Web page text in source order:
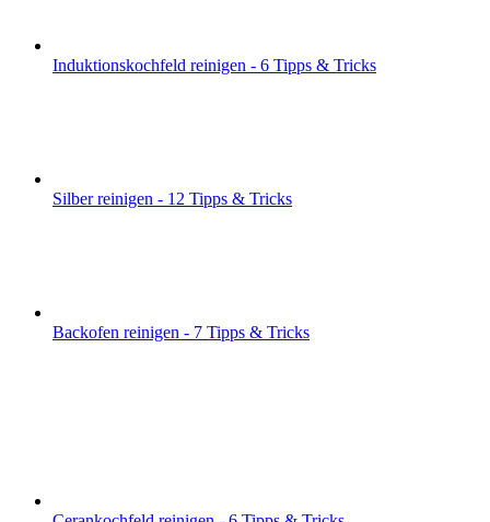
Induktionskochfeld reinigen - 6 Tipps & Tricks
Silber reinigen - 12 Tipps & Tricks
Backofen reinigen - 7 Tipps & Tricks